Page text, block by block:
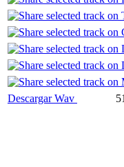
Descargar Wav